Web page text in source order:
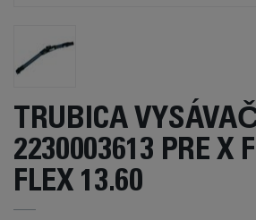
TRUBICA
2230003613 PRE X
FLEX 13.60